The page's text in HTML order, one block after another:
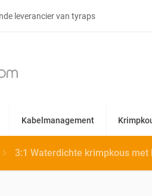
leverancier van tyraps
Kabelmanagement
3:1 Waterdichte krimpkous